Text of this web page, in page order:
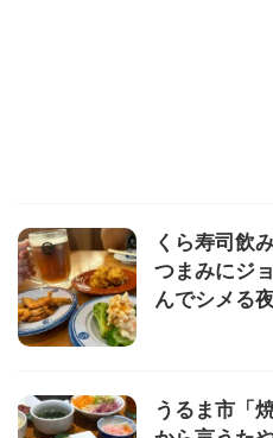
くら寿司飲
つまみにジ
んでシメる夜
うるま市「